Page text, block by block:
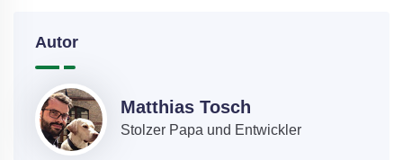
Autor
Matthias Tosch
Stolzer Papa und Entwickler